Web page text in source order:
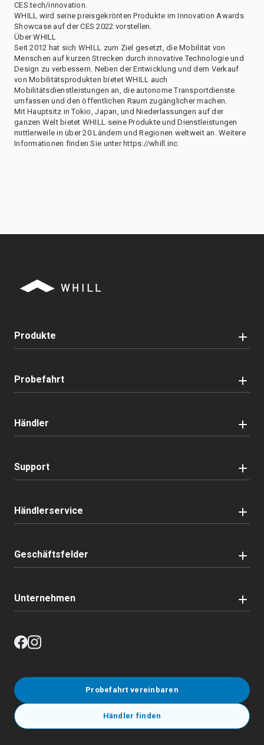
CES.tech/innovation.
WHILL wird seine preisgekrönten Produkte im Innovation Awards
Showcase auf der CES 2022 vorstellen.
Über WHILL
Seit 2012 hat sich WHILL zum Ziel gesetzt, die Mobilität von
Menschen auf kurzen Strecken durch innovative Technologie und
Design zu verbessern. Neben der Entwicklung und dem Verkauf
von Mobilitätsprodukten bietet WHILL auch
Mobilitätsdienstleistungen an, die autonome Transportdienste
umfassen und den öffentlichen Raum zugänglicher machen.
Mit Hauptsitz in Tokio, Japan, und Niederlassungen auf der
ganzen Welt bietet WHILL seine Produkte und Dienstleistungen
mittlerweile in über 20 Ländern und Regionen weltweit an. Weitere
Informationen finden Sie unter https://whill.inc.
Produkte
Probefahrt
Händler
Support
Händlerservice
Geschäftsfelder
Unternehmen
Probefahrt vereinbaren
Händler finden